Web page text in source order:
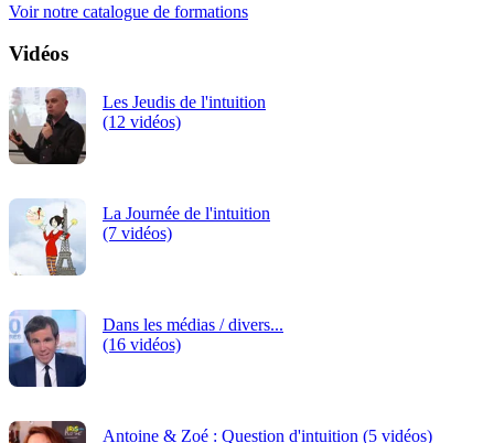
Voir notre catalogue de formations
Vidéos
Les Jeudis de l'intuition
(12 vidéos)
La Journée de l'intuition
(7 vidéos)
Dans les médias / divers...
(16 vidéos)
Antoine & Zoé : Question d'intuition (5 vidéos)